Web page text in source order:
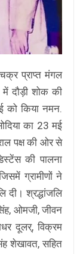
प्राप्त मंगल
में दौड़ी शोक की
को किया नमन.
का 23 मई
पक्ष की ओर से
की पालना
ग्रामीणों ने
दी। श्रद्धांजलि
ओमजी, जीवन
दूलर्, विक्रम
शेखावत, सहित